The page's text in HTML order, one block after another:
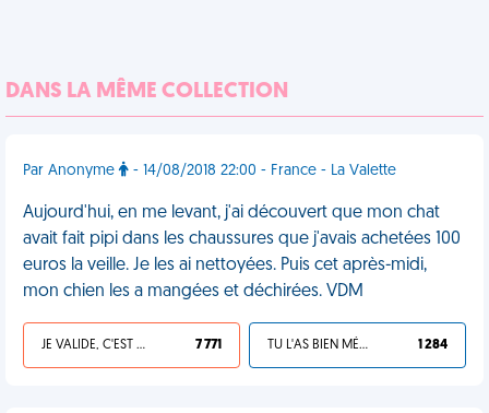
DANS LA MÊME COLLECTION
Par Anonyme - 14/08/2018 22:00 - France - La Valette
Aujourd'hui, en me levant, j'ai découvert que mon chat
avait fait pipi dans les chaussures que j'avais achetées 100
euros la veille. Je les ai nettoyées. Puis cet après-midi,
mon chien les a mangées et déchirées. VDM
JE VALIDE, C'EST UNE VDM 7 771 TU L'AS BIEN MÉRITÉ 1 284